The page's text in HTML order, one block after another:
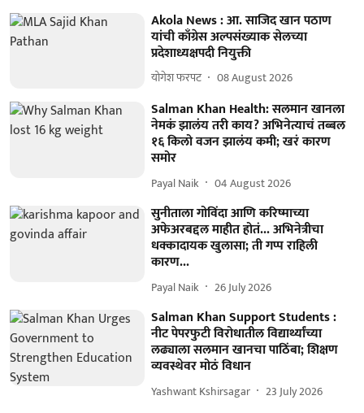
Akola News : आ. साजिद खान पठाण
यांची काँग्रेस अल्पसंख्याक सेलच्या
प्रदेशाध्यक्षपदी नियुक्ती
योगेश फरपट 08 August 2026
Salman Khan Health: सलमान खानला
नेमकं झालंय तरी काय? अभिनेत्याचं तब्बल
१६ किलो वजन झालंय कमी; खरं कारण
समोर
Payal Naik 04 August 2026
सुनीताला गोविंदा आणि करिष्माच्या
अफेअरबद्दल माहीत होतं... अभिनेत्रीचा
धक्कादायक खुलासा; ती गप्प राहिली
कारण...
Payal Naik 26 July 2026
Salman Khan Support Students :
नीट पेपरफुटी विरोधातील विद्यार्थ्यांच्या
लढ्याला सलमान खानचा पाठिंबा; शिक्षण
व्यवस्थेवर मोठं विधान
Yashwant Kshirsagar 23 July 2026